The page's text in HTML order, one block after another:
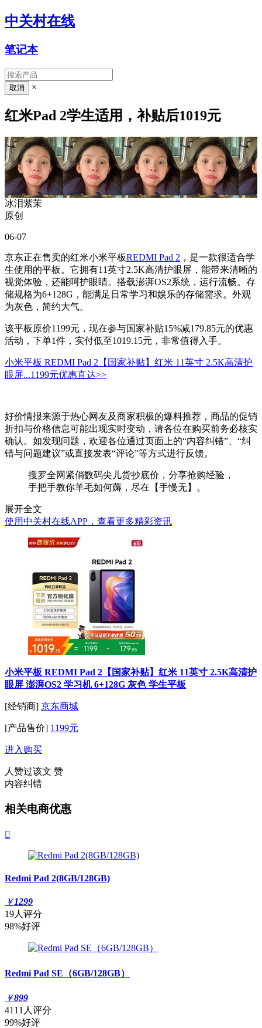
中关村在线
笔记本
×
红米Pad 2学生适用，补贴后1019元
冰泪紫茉
原创
06-07
京东正在售卖的红米小米平板REDMI Pad 2 ，是一款很适合学
生使用的平板。它拥有11英寸2.5K高清护眼屏，能带来清晰的
视觉体验，还能呵护眼睛。搭载澎湃OS2系统，运行流畅。存
储规格为6+128G，能满足日常学习和娱乐的存储需求。外观
为灰色，简约大气。
该平板原价1199元，现在参与国家补贴15%减179.85元的优惠
活动，下单1件，实付低至1019.15元，非常值得入手。
小米平板 REDMI Pad 2【国家补贴】红米 11英寸 2.5K高清护
眼屏...1199元优惠直达>>
好价情报来源于热心网友及商家积极的爆料推荐，商品的促销
折扣与价格信息可能出现实时变动，请各位在购买前务必核实
确认。如发现问题，欢迎各位通过页面上的“内容纠错”、“纠
错与问题建议”或直接发表“评论”等方式进行反馈。
搜罗全网紧俏数码尖儿货抄底价，分享抢购经验，
手把手教你羊毛如何薅，尽在【手慢无】。
展开全文
使用中关村在线APP，查看更多精彩资讯
小米平板 REDMI Pad 2【国家补贴】红米 11英寸 2.5K高清护
眼屏 澎湃OS2 学习机 6+128G 灰色 学生平板
[经销商] 京东商城
[产品售价] 1199元
进入购买
人赞过该文 赞
内容纠错
相关电商优惠

Redmi Pad 2(8GB/128GB)
￥1299
19人评分
98%好评
Redmi Pad SE（6GB/128GB）
￥899
4111人评分
99%好评